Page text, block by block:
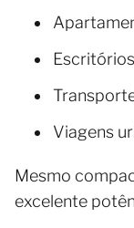
Escritórios
Viagens
Mesmo
excelente